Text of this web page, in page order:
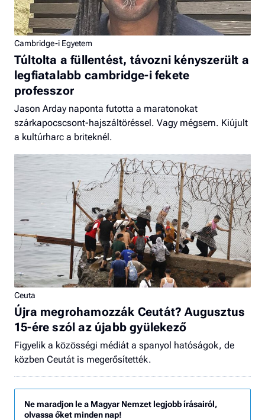
Cambridge-i Egyetem
Túltolta a füllentést, távozni kényszerült a
legfiatalabb cambridge-i fekete
professzor
Jason Arday naponta futotta a maratonokat
szárkapocscsont-hajszáltöréssel. Vagy mégsem. Kiújult
a kultúrharc a briteknél.
Ceuta
Újra megrohamozzák Ceutát? Augusztus
15-ére szól az újabb gyülekező
Figyelik a közösségi médiát a spanyol hatóságok, de
közben Ceutát is megerősítették.
Ne maradjon le a Magyar Nemzet legjobb írásairól,
olvassa őket minden nap!